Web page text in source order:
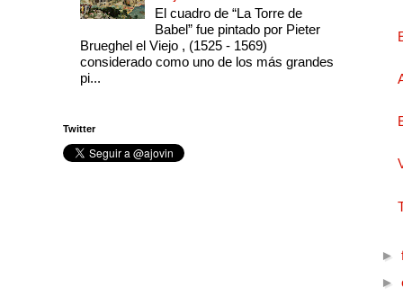
El cuadro de “La Torre de
Babel” fue pintado por Pieter
Brueghel el Viejo , (1525 - 1569)
considerado como uno de los más grandes
pi...
Twitter
►
►